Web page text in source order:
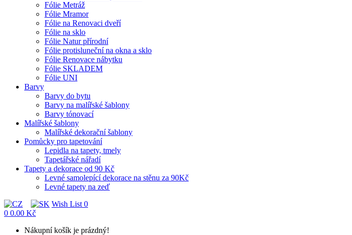
Fólie Metráž
Fólie Mramor
Fólie na Renovaci dveří
Fólie na sklo
Fólie Natur přírodní
Fólie protisluneční na okna a sklo
Fólie Renovace nábytku
Fólie SKLADEM
Fólie UNI
Barvy
Barvy do bytu
Barvy na malířské šablony
Barvy tónovací
Malířské šablony
Malířské dekorační šablony
Pomůcky pro tapetování
Lepidla na tapety, tmely
Tapetářské nářadí
Tapety a dekorace od 90 Kč
Levné samolepící dekorace na stěnu za 90Kč
Levné tapety na zeď
Wish List 0
0 0.00 Kč
Nákupní košík je prázdný!